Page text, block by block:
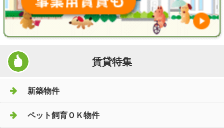
賃貸特集
新築物件
ペット飼育ＯＫ物件